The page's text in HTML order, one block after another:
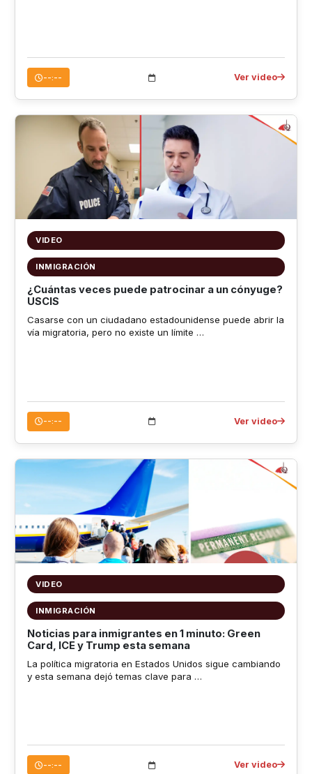
--:-- Ver video
VIDEO
INMIGRACIÓN
¿Cuántas veces puede patrocinar a un cónyuge?
USCIS
Casarse con un ciudadano estadounidense puede abrir la
vía migratoria, pero no existe un límite …
--:-- Ver video
VIDEO
INMIGRACIÓN
Noticias para inmigrantes en 1 minuto: Green
Card, ICE y Trump esta semana
La política migratoria en Estados Unidos sigue cambiando
y esta semana dejó temas clave para …
--:-- Ver video